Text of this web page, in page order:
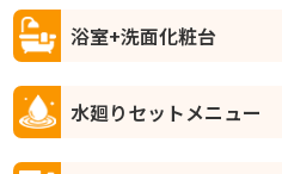
浴室+洗面化粧台
水廻りセットメニュー